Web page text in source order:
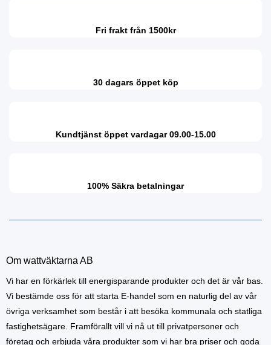
Fri frakt från 1500kr
30 dagars öppet köp
Kundtjänst öppet vardagar 09.00-15.00
100% Säkra betalningar
Om wattväktarna AB
Vi har en förkärlek till energisparande produkter och det är vår bas.
Vi bestämde oss för att starta E-handel som en naturlig del av vår
övriga verksamhet som består i att besöka kommunala och statliga
fastighetsägare. Framförallt vill vi nå ut till privatpersoner och
företag och erbjuda våra produkter som vi har bra priser och goda